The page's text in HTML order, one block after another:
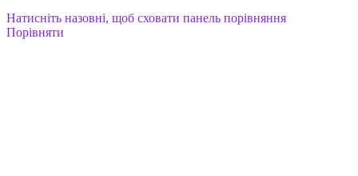
Натисніть назовні, щоб сховати панель порівняння
Порівняти